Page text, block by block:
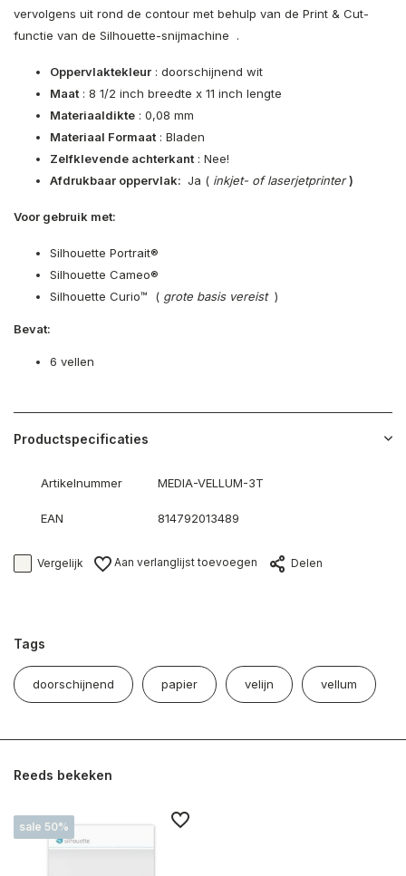
vervolgens uit rond de contour met behulp van de Print & Cut-
functie van de Silhouette-snijmachine .
Oppervlaktekleur : doorschijnend wit
Maat : 8 1/2 inch breedte x 11 inch lengte
Materiaaldikte : 0,08 mm
Materiaal Formaat : Bladen
Zelfklevende achterkant : Nee!
Afdrukbaar oppervlak: Ja ( inkjet- of laserjetprinter)
Voor gebruik met:
Silhouette Portrait®
Silhouette Cameo®
Silhouette Curio™ ( grote basisvereist )
Bevat:
6 vellen
Productspecificaties
Artikelnummer MEDIA-VELLUM-3T
EAN 814792013489
Vergelijk Aan verlanglijst toevoegen Delen
Tags
doorschijnend papier velijn vellum
Reeds bekeken
sale 50%